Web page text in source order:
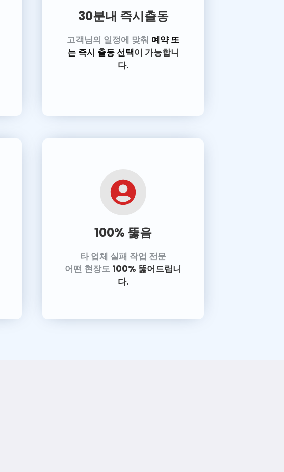
30분내 즉시출동
고객님의 일정에 맞춰 예약 또
는 즉시 출동 선택이 가능합니
다.
100% 뚫음
타 업체 실패 작업 전문
어떤 현장도 100% 뚫어드립니
다.